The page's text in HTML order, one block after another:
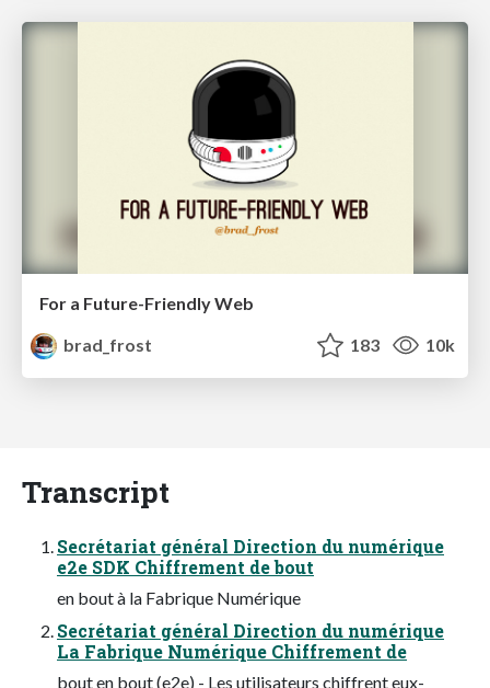
For a Future-Friendly Web
brad_frost
183 10k
Transcript
Secrétariat général Direction du numérique
e2e SDK Chiffrement de bout
en bout à la Fabrique Numérique
Secrétariat général Direction du numérique
La Fabrique Numérique Chiffrement de
bout en bout (e2e) - Les utilisateurs chiffrent eux-